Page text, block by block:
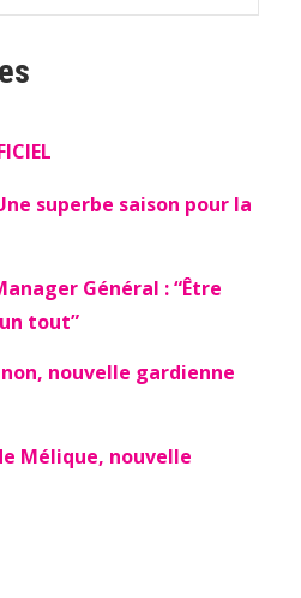
superbe saison pour la
Général : “Être
tout”
nouvelle gardienne
Mélique, nouvelle